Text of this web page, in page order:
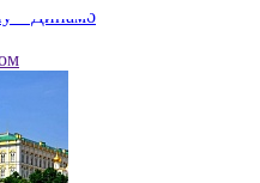
– Динамо